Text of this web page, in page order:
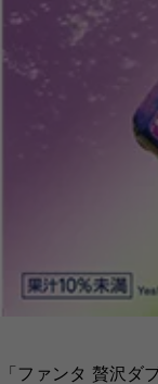
「ファンタ 贅沢ダ